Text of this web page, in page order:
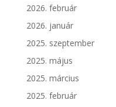
2026. február
2026. január
2025. szeptember
2025. május
2025. március
2025. február